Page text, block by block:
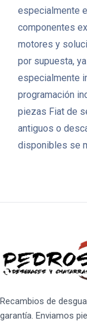
especialmente
componentes
motores y
por supuesta,
especialmente
programación
piezas Fiat de
antiguos o
disponibles se
Recambios de
garantía. Enviamos